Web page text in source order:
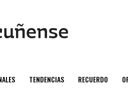
TENDENCIAS RECUERDO